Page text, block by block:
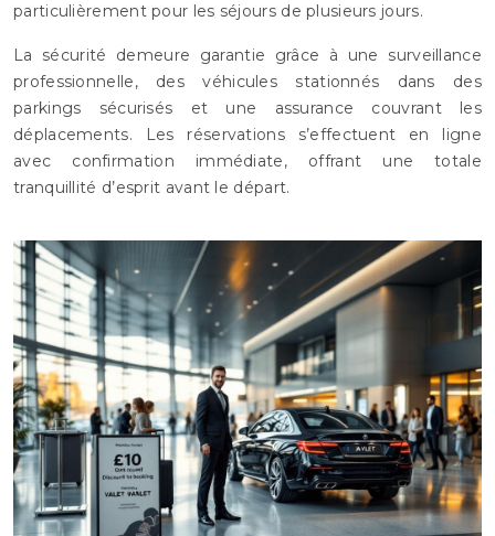
particulièrement pour les séjours de plusieurs jours.
La sécurité demeure garantie grâce à une surveillance
professionnelle, des véhicules stationnés dans des
parkings sécurisés et une assurance couvrant les
déplacements. Les réservations s’effectuent en ligne
avec confirmation immédiate, offrant une totale
tranquillité d’esprit avant le départ.